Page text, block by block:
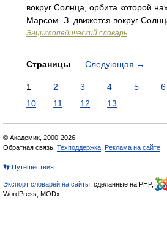
вокруг Солнца, орбита которой
Марсом. З. движется вокруг
Энциклопедический словарь
Страницы Следующая →
1 2 3 4 5 6
10
11 12 13
© Академик, 2000-2026
Обратная связь: Техподдержка Реклама на сайте
👣 Путешествия
Экспорт словарей на сайты , сделанные на PHP,
WordPress, MODx.